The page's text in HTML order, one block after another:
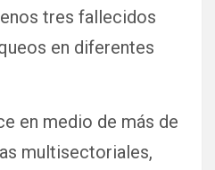
tres fallecidos
en diferentes
en medio de más de
multisectoriales,